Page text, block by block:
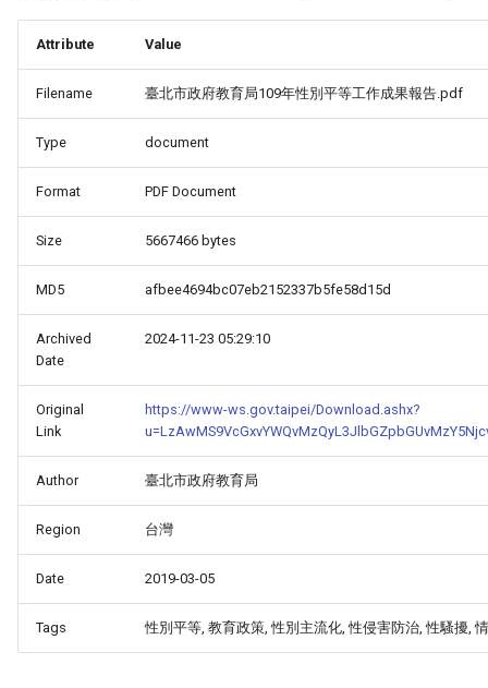
Attribute Value
Filename 臺北市政府教育局109年性別平等工作成果報告.pdf
Type document
Format PDF Document
Size 5667466 bytes
MD5 afbee4694bc07eb2152337b5fe58d15d
Archived
Date
2024-11-23 05:29:10
Original
Link
https://www-ws.gov.taipei/Download.ashx?
Author 臺北市政府教育局
Region 台灣
Date 2019-03-05
Tags 性別平等, 教育政策, 性別主流化, 性侵害防治, 性騷擾,